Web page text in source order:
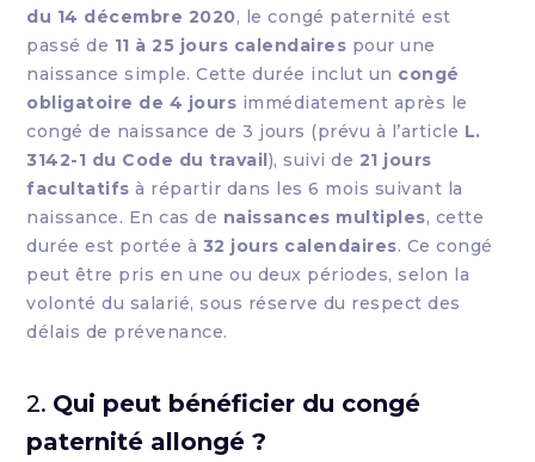
du 14 décembre 2020, le congé paternité est
passé de 11 à 25 jours calendaires pour une
naissance simple. Cette durée inclut un congé
obligatoire de 4 jours immédiatement après le
congé de naissance de 3 jours (prévu à l’article L.
3142-1 du Code du travail), suivi de 21 jours
facultatifs à répartir dans les 6 mois suivant la
naissance. En cas de naissances multiples, cette
durée est portée à 32 jours calendaires. Ce congé
peut être pris en une ou deux périodes, selon la
volonté du salarié, sous réserve du respect des
délais de prévenance.
2. Qui peut bénéficier du congé
paternité allongé ?